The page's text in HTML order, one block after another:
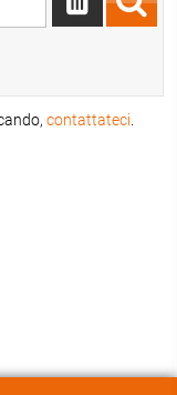
contattateci